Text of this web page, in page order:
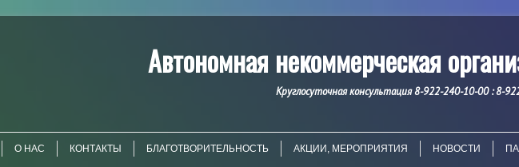
Автономная некоммерческая
Круглосуточная консультация 8-922-240-10-00 : 8-
О НАС КОНТАКТЫ БЛАГОТВОРИТЕЛЬНОСТЬ АКЦИИ, МЕРОПРИЯТИЯ НОВОСТИ